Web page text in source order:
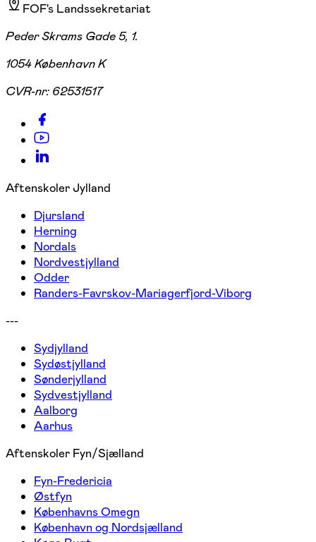
FOF's Landssekretariat
Peder Skrams Gade 5, 1.
1054 København K
CVR-nr: 62531517
Aftenskoler Jylland
Djursland
Herning
Nordals
Nordvestjylland
Odder
Randers-Favrskov-Mariagerfjord-Viborg
---
Sydjylland
Sydøstjylland
Sønderjylland
Sydvestjylland
Aalborg
Aarhus
Aftenskoler Fyn/Sjælland
Fyn-Fredericia
Østfyn
Københavns Omegn
København og Nordsjælland